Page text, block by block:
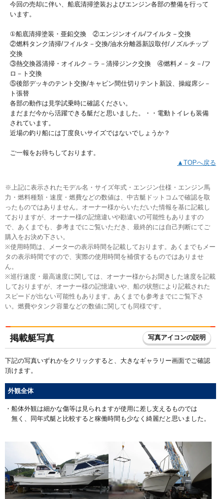
今回の売却に伴い、船底清掃塗装およびエンジン各部の整備を行って
います。
①船底清掃塗装・亜鉛交換 ②エンジンオイル/フイルタ－交換
②燃料タンク清掃/フイルタ－交換/油水分離器新設取付/ノズルチップ
交換
③熱交換器清掃・オイルク－ラ－清掃ジンク交換 ④燃料メ－タ－/フ
ロ－ト交換
⑤後部デッキのテント交換/キャビン間仕切りテント新設、操縦席シ－
ト張替
各部の動作は見学試乗時に確認ください。
まだまだ今から活躍できる艇だと思いました。・・電動トイレも装備
されています。
近場の釣り船には丁度良いサイズではないでしょうか？
ご一報をお待ちしております。
▲TOPへ戻る
※上記に表示されたモデル名・サイズ年式・エンジン仕様・エンジン馬
力・燃料種類・速度・燃費などの数値は、中古艇ドットコムで確認を取
ったものではありません。オーナー様からいただいた情報を基に記載し
ておりますが、オーナー様の記憶違いや勘違いの可能性もありますの
で、あくまでも、参考までにご覧いただき、最終的には自己判断にてご
購入をお決め下さい。
※使用時間は、メーターの表示時間を記載しております。あくまでもメー
タの表示時間ですので、実際の使用時間を補償するものではありませ
ん。
※巡行速度・最高速度に関しては、オーナー様からお聞きした速度を記載
しておりますが、オーナー様の記憶違いや、船の状態により記載された
スピードが出ない可能性もあります。あくまでも参考までにご覧下さ
い。燃費やタンク容量などの数値に関しても同様です。
掲載艇写真 写真アイコンの説明
下記の写真いずれかをクリックすると、大きなギャラリー画面でご確認
頂けます。
外観全体
・船体外観は細かな傷等は見られますが使用に差し支えるものでは
無く、同年式艇と比較すると稼働時間も少なく綺麗だと思いました。